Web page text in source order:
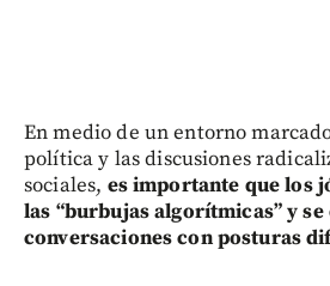
En medio de un entorno
política y las discusiones
sociales, es importante que los
las “burbujas algorítmicas” y se
conversaciones con posturas